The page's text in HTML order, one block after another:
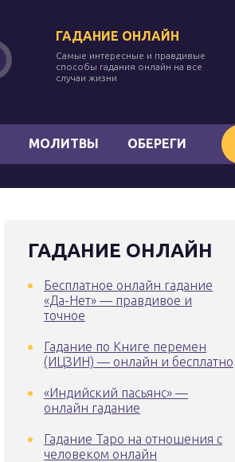
ГАДАНИЕ ОНЛАЙН
Самые интересные и правдивые
способы гадания онлайн на все
случаи жизни
МОЛИТВЫ ОБЕРЕГИ
ГАДАНИЕ ОНЛАЙН
Бесплатное онлайн гадание
«Да-Нет» — правдивое и
точное
Гадание по Книге перемен
(ИЦЗИН) — онлайн и бесплатно
«Индийский пасьянс» —
онлайн гадание
Гадание Таро на отношения с
человеком онлайн